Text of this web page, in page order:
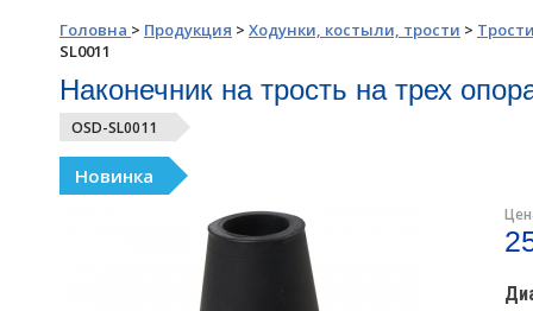
Головна > Продукция > Ходунки, костыли, трости >
SL0011
Наконечник на трость на трех
OSD-SL0011
Новинка